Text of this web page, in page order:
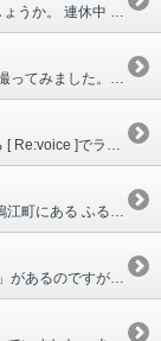
既に連休の方も多いかと思いますがいかがお過ごしでしょうか。 連休中 お天気も良さそうですね‼ 浜松市は恒例の 『浜松まつり』 が開催されることになりましたが、 今年は、昼間の「凧揚げ」は有観客／来場者上限３万人で開催。 夜の屋台引き回しは中止。 各町内のみの引き回し開催は自治会の判断。 練りは禁止‼ 街中 各イベントは中止‼・・・となりました。 詳しくは公式サイトをご確認下さい。 その他 ↓↓↓ ● 浜松フラワーパーク ● 浜松フルーツパーク ● 浜松動物園 ● 浜名湖パルパル ● エアーパーク ● 竜ヶ岩洞 ● 浜名湖体験学習施設 ウォット ● 浜松市／静岡県のGW おでかけスポット いそのホテルは若干空室があります。 思い立ったら まずはお気軽に問い合わせしてみて下さい♪
今朝、静岡銀行 葵町支店 周辺の桜がキレイだったので撮ってみました。 ここ数年 見頃を見逃しているので、今年はいい感じです♪ お客様からの連絡を受け、今年の エアフェスタ の日程が分かりましたので載せておきます。 （お客様に情報をもらうという失態 ＾＾；） https://www.mod.go.jp/asdf/pr_report/blueimpulse/schedule/index.html 今年は無事に開催できるといいですね。 当日は色んな人がＳＮＳでブルーインパルスの映像をUPされていて、 それを見るのも楽しいかもしれません。 開催される１０月のご予約は、８に月入ったら可能となりますので 皆様、是非是非いそのホテルを宜しくお願い致します。
お店が変わって気になっていた浜松市中区佐鳴台にある [ Re:voice ]でランチをしてきました。 少しずつ色んなものが食べられて量も丁度よく、 ３種パンもめちゃくちゃ美味しかったです。 ランチの後、桜のトンネルを抜けて、 佐鳴湖公園 へ桜を見に立ち寄りました。 ここ数年、見頃を逃していたので こんな間近で桜を見るなんて久々です‼ その後はショッピングへ・・・有意義な休日となりました。 浜松市にも 桜の名所 とよばれるところがいくつかありますので 宜しければお出掛けしてみてはいかがでしょうか？？
昨日、フルーツ大福を食べました。 今回は浜松市中区鴨江町にある ふるーつ大福 喜三郎 (本店)。 (キウィ・みかん・いちご・パイン・マスカット) 以前 食べた別のお店のものと比べると、 果物がでっかいから大福の形が全然丸くない‼ インパクトがすごいです‼ お店の方も「うちのは果物が大きいんですよ＾＾」と おっしゃってました。 求肥が厚めで、餡はあっさり。見た目すごいボリュームですが、意外とさっぱりと頂けました。 カット用の糸を使って、キレイな断面を見せられるかどうかも醍醐味だというのに、 みかんの向きを誤ってしまい輪切りにならず。 断面が残念な結果になったのが心残りです・・・ 皆さんカット前に確認をしましょう(-_-;) HP情報によると、2021.5/11に静岡第一テレビの番組「◎まるごと」で紹介されたようで、 その時に丸山佳里奈さんが提案した商品「丸山ふるーつ佳里奈大福」というのも あるそうですよ。いちご・バナナ・キウィが重ね合わさったkaria special だそう。 お店によってこんなにも違うもんなんだ～、と驚きました。 また次に新たなお店を見つけたら購入してみようと思います♪
ホテル横:ファミリーマート駐車場の一角に 「証明写真」があるのですが、 なんと その横にいつの間にか「郵便ポスト」が 設置されているんです！！！ 意外と便利かもしれませんね・・・ 人目を気にしつつ、携帯で撮ってきましたので ブログに載せておきます。 耳より情報でした♪